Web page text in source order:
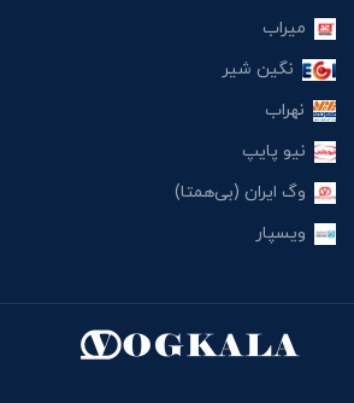
میراب
نگین شیر
نهراب
نیو پایپ
وگ ایران (بی‌همتا)
ویسپار